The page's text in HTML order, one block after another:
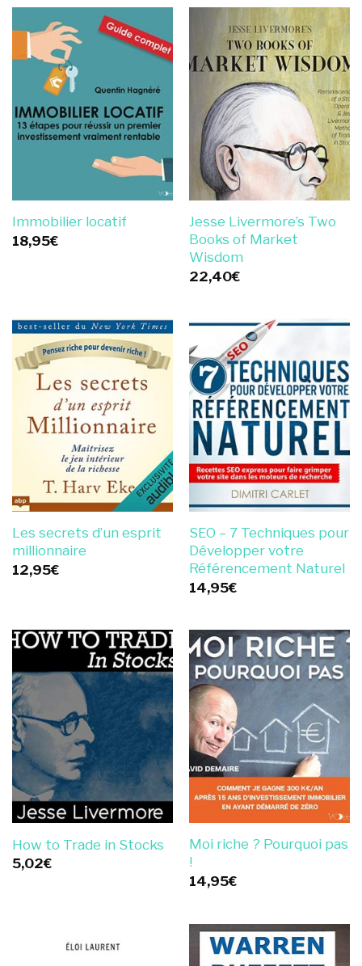
Immobilier locatif
18,95€
Jesse Livermore’s Two
Books of Market
Wisdom
22,40€
Les secrets d’un esprit
millionnaire
12,95€
SEO – 7 Techniques pour
Développer votre
Référencement Naturel
14,95€
How to Trade in Stocks
5,02€
Moi riche ? Pourquoi pas
!
14,95€